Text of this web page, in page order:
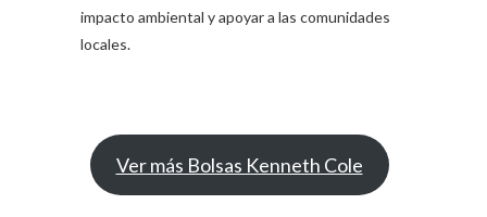
impacto ambiental y apoyar a las comunidades
locales.
Ver más Bolsas Kenneth Cole